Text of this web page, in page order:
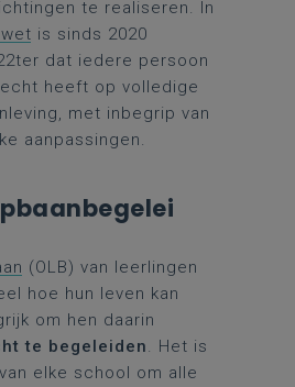
te realiseren. In
is sinds 2020
dat iedere persoon
heeft op volledige
met inbegrip van
aanpassingen.
(OLB) van leerlingen
hoe hun leven kan
om hen daarin
te begeleiden. Het is
elke school om alle